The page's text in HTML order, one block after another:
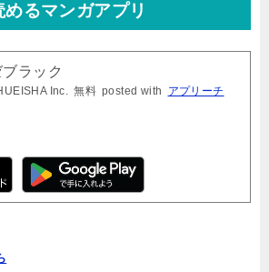
るマンガアプリ
ブラック
Inc. 無料 posted with アプリーチ